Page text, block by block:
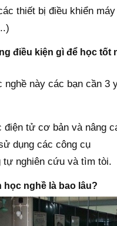
thiết bị điều khiển
điều kiện gì để học tốt
nghề này các bạn cần 3
điện tử cơ bản và nâng
dụng các công cụ
tự nghiên cứu và tìm tòi.
học nghề là bao lâu?